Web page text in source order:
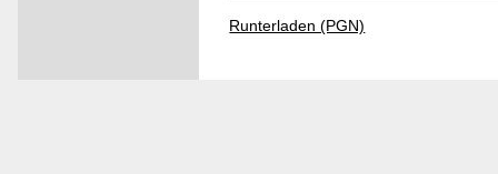
Runterladen (PGN)